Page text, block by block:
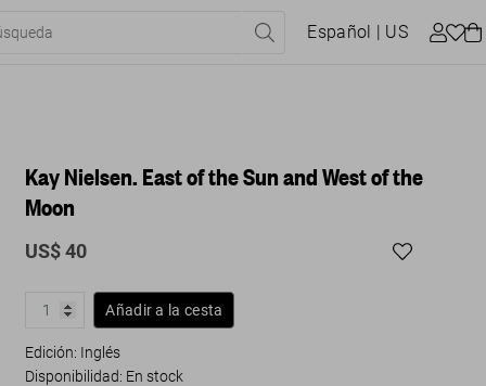
Español | US
Kay Nielsen. East of the Sun and West of the
Moon
US$ 40
Añadir a la cesta
Edición: Inglés
Disponibilidad: En stock